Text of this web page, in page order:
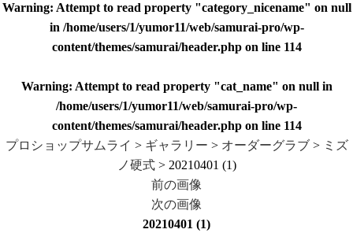
Warning: Attempt to read property "category_nicename" on null
in /home/users/1/yumor11/web/samurai-pro/wp-
content/themes/samurai/header.phpon line 114
Warning: Attempt to read property "cat_name" on null in
/home/users/1/yumor11/web/samurai-pro/wp-
content/themes/samurai/header.phpon line 114
プロショップサムライ > ギャラリー > オーダーグラブ> ミズ
ノ硬式> 20210401 (1)
前の画像
次の画像
20210401 (1)